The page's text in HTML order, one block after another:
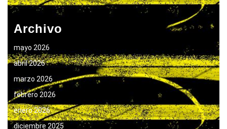
Archivo
mayo 2026
abril 2026
marzo 2026
febrero 2026
enero 2026
diciembre 2025